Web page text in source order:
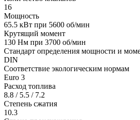
16
Мощность
65.5 кВт при 5600 об/мин
Крутящий момент
130 Нм при 3700 об/мин
Стандарт определения мощности и
DIN
Соответствие экологическим нормам
Euro 3
Расход топлива
8.8 / 5.5 / 7.2
Степень сжатия
10.3